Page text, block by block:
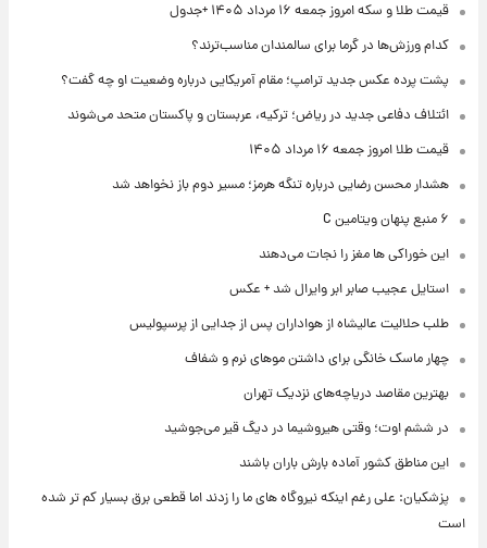
قیمت طلا و سکه امروز جمعه ۱۶ مرداد ۱۴۰۵ +جدول
کدام ورزش‌ها در گرما برای سالمندان مناسب‌ترند؟
پشت پرده عکس جدید ترامپ؛ مقام آمریکایی درباره وضعیت او چه گفت؟
ائتلاف دفاعی جدید در ریاض؛ ترکیه، عربستان و پاکستان متحد می‌شوند
قیمت طلا امروز جمعه ۱۶ مرداد ۱۴۰۵
هشدار محسن رضایی درباره تنگه هرمز؛ مسیر دوم باز نخواهد شد
۶ منبع پنهان ویتامین C
این خوراکی ها مغز را نجات می‌دهند
استایل عجیب صابر ابر وایرال شد + عکس
طلب حلالیت عالیشاه از هواداران پس از جدایی از پرسپولیس
چهار ماسک خانگی برای داشتن موهای نرم و شفاف
بهترین مقاصد دریاچه‌های نزدیک تهران
در ششم اوت؛ وقتی هیروشیما در دیگ قیر می‌جوشید
این مناطق کشور آماده بارش باران باشند
پزشکیان: علی رغم اینکه نیروگاه های ما را زدند اما قطعی برق بسیار کم تر شده
است